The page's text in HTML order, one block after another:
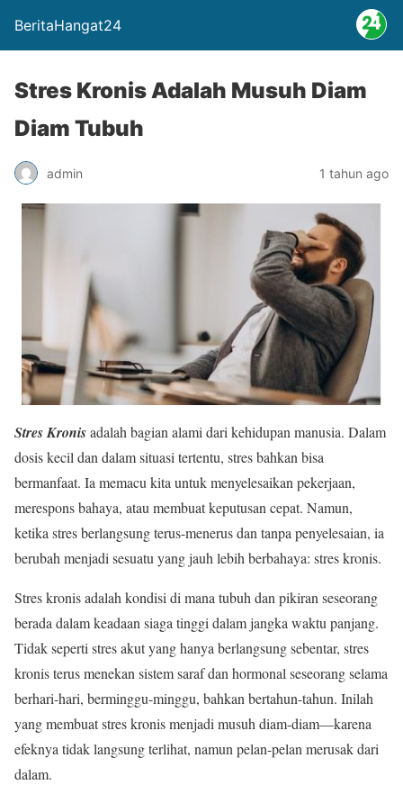
BeritaHangat24
Stres Kronis Adalah Musuh Diam
Diam Tubuh
admin 1 tahun ago
Stres Kronisadalah bagian alami dari kehidupan manusia. Dalam
dosis kecil dan dalam situasi tertentu, stres bahkan bisa
bermanfaat. Ia memacu kita untuk menyelesaikan pekerjaan,
merespons bahaya, atau membuat keputusan cepat. Namun,
ketika stres berlangsung terus-menerus dan tanpa penyelesaian, ia
berubah menjadi sesuatu yang jauh lebih berbahaya: stres kronis.
Stres kronis adalah kondisi di mana tubuh dan pikiran seseorang
berada dalam keadaan siaga tinggi dalam jangka waktu panjang.
Tidak seperti stres akut yang hanya berlangsung sebentar, stres
kronis terus menekan sistem saraf dan hormonal seseorang selama
berhari-hari, berminggu-minggu, bahkan bertahun-tahun. Inilah
yang membuat stres kronis menjadi musuh diam-diam—karena
efeknya tidak langsung terlihat, namun pelan-pelan merusak dari
dalam.